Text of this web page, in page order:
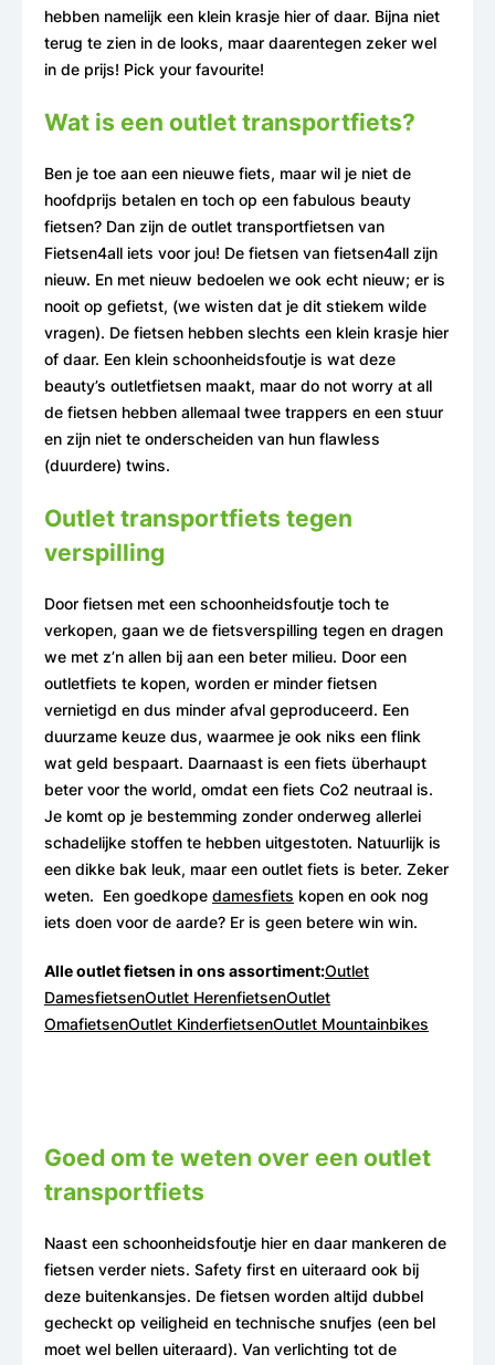
hebben namelijk een klein krasje hier of daar. Bijna niet
terug te zien in de looks, maar daarentegen zeker wel
in de prijs! Pick your favourite!
Wat is een outlet transportfiets?
Ben je toe aan een nieuwe fiets, maar wil je niet de
hoofdprijs betalen en toch op een fabulous beauty
fietsen? Dan zijn de outlet transportfietsen van
Fietsen4all iets voor jou! De fietsen van fietsen4all zijn
nieuw. En met nieuw bedoelen we ook echt nieuw; er is
nooit op gefietst, (we wisten dat je dit stiekem wilde
vragen). De fietsen hebben slechts een klein krasje hier
of daar. Een klein schoonheidsfoutje is wat deze
beauty’s outletfietsen maakt, maar do not worry at all
de fietsen hebben allemaal twee trappers en een stuur
en zijn niet te onderscheiden van hun flawless
(duurdere) twins.
Outlet transportfiets tegen
verspilling
Door fietsen met een schoonheidsfoutje toch te
verkopen, gaan we de fietsverspilling tegen en dragen
we met z’n allen bij aan een beter milieu. Door een
outletfiets te kopen, worden er minder fietsen
vernietigd en dus minder afval geproduceerd. Een
duurzame keuze dus, waarmee je ook niks een flink
wat geld bespaart. Daarnaast is een fiets überhaupt
beter voor the world, omdat een fiets Co2 neutraal is.
Je komt op je bestemming zonder onderweg allerlei
schadelijke stoffen te hebben uitgestoten. Natuurlijk is
een dikke bak leuk, maar een outlet fiets is beter. Zeker
weten. Een goedkope damesfiets kopen en ook nog
iets doen voor de aarde? Er is geen betere win win.
Alle outlet fietsen in ons assortiment:Outlet
DamesfietsenOutlet HerenfietsenOutlet
OmafietsenOutlet KinderfietsenOutlet Mountainbikes
Goed om te weten over een outlet
transportfiets
Naast een schoonheidsfoutje hier en daar mankeren de
fietsen verder niets. Safety first en uiteraard ook bij
deze buitenkansjes. De fietsen worden altijd dubbel
gecheckt op veiligheid en technische snufjes (een bel
moet wel bellen uiteraard). Van verlichting tot de